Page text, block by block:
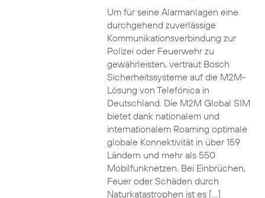
Um für seine Alarmanlagen eine
durchgehend zuverlässige
Kommunikationsverbindung zur
Polizei oder Feuerwehr zu
gewährleisten, vertraut Bosch
Sicherheitssysteme auf die M2M-
Lösung von Telefónica in
Deutschland. Die M2M Global SIM
bietet dank nationalem und
internationalem Roaming optimale
globale Konnektivität in über 159
Ländern und mehr als 550
Mobilfunknetzen. Bei Einbrüchen,
Feuer oder Schäden durch
Naturkatastrophen ist es […]